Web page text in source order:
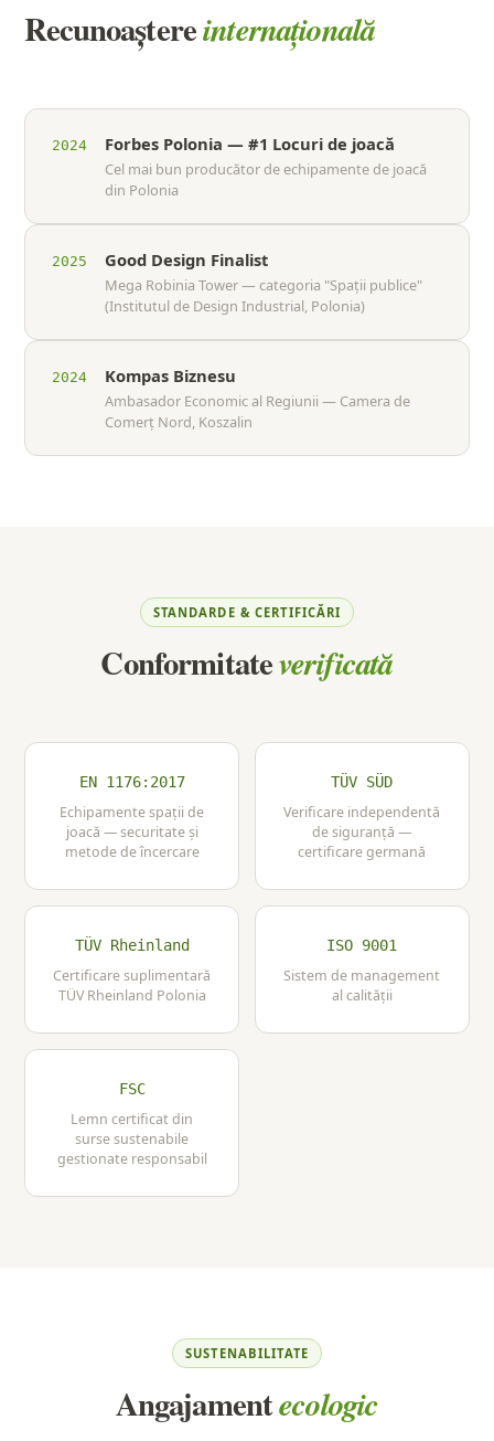
Recunoaștereinternațională
2024 Forbes Polonia — #1 Locuri de joacă
Cel mai bun producător de echipamente de joacă
din Polonia
2025 Good Design Finalist
Mega Robinia Tower — categoria "Spații publice"
(Institutul de Design Industrial, Polonia)
2024 Kompas Biznesu
Ambasador Economic al Regiunii — Camera de
Comerț Nord, Koszalin
STANDARDE & CERTIFICĂRI
Conformitateverificată
EN 1176:2017
Echipamente spații de
joacă — securitate și
metode de încercare
TÜV SÜD
Verificare independentă
de siguranță —
certificare germană
TÜV Rheinland
Certificare suplimentară
TÜV Rheinland Polonia
ISO 9001
Sistem de management
al calității
FSC
Lemn certificat din
surse sustenabile
gestionate responsabil
SUSTENABILITATE
Angajamentecologic